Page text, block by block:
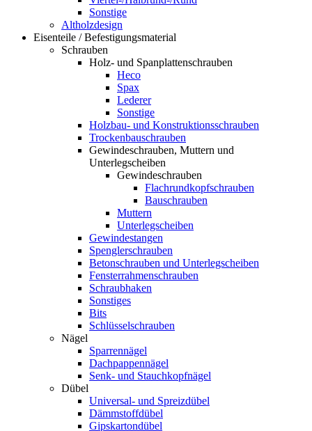
Sonstige
Altholzdesign
Eisenteile / Befestigungsmaterial
Schrauben
Holz- und Spanplattenschrauben
Heco
Spax
Lederer
Sonstige
Holzbau- und Konstruktionsschrauben
Trockenbauschrauben
Gewindeschrauben, Muttern und
Unterlegscheiben
Gewindeschrauben
Flachrundkopfschrauben
Bauschrauben
Muttern
Unterlegscheiben
Gewindestangen
Spenglerschrauben
Betonschrauben und Unterlegscheiben
Fensterrahmenschrauben
Schraubhaken
Sonstiges
Bits
Schlüsselschrauben
Nägel
Sparrennägel
Dachpappennägel
Senk- und Stauchkopfnägel
Dübel
Universal- und Spreizdübel
Dämmstoffdübel
Gipskartondübel